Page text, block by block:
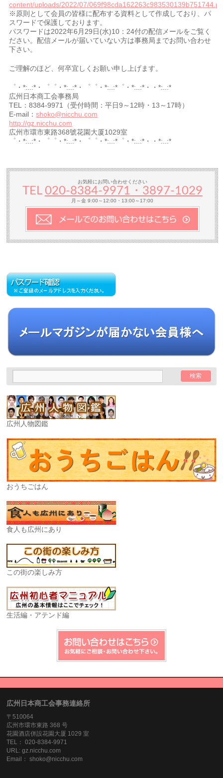
content/uploads/2022/07/
※原則として会員の皆様に配布する資料として作成しており、パ
スワードで保護しております。
パスワードは2022年6月29日(水)10：24付の配信メールをご覧く
ださい。配信メールが届いていない方は事務局までお問い合わせ
下さい。
ご理解のほど、何卒宜しくお願い申し上げます。
゜・*:..:*・゜゜・*:..:*・゜゜・*:..:*゜・*:..:*・・*:..:*
広州日本商工会事務局
TEL：8384-9971（受付時間：平日9～12時・13～17時）
E-mail：shoko@nicchu.com
http://gz.nicchu.com
広州市環市東路368號花園大厦1029室
゜・*:..:*・゜゜・*:..:*・゜゜・*:..:*゜・*:..:*・・*:..:*
お気軽にお問い合わせください
TEL 020-8384‐9971・3897-1029
月～金 9:00～12:00・13:00～17:00
広州人物図鑑
おうちごはん
食人も広州にあり
この街の楽しみ方
生活編・アテンド編
広州日本商工会事務連絡所
〒510064
広州市環市東路 368 号
花園酒店併設花園大厦 1029 室
TEL： 020-8384‐9971
URL: gz.nicchu.com
Email： shoko@nicchu.com